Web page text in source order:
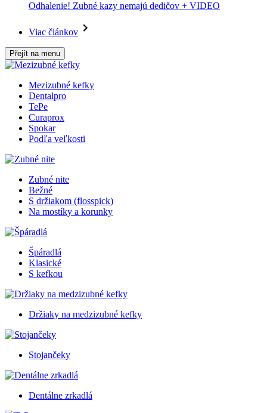
Odhalenie! Zubné kazy nemajú dedičov + VIDEO
Viac článkov
Přejít na menu
Mezizubné kefky
Dentalpro
TePe
Curaprox
Spokar
Podľa veľkosti
Zubné nite
Bežné
S držiakom (flosspick)
Na mostíky a korunky
Špáradlá
Klasické
S kefkou
Držiaky na medzizubné kefky
Stojančeky
Dentálne zrkadlá